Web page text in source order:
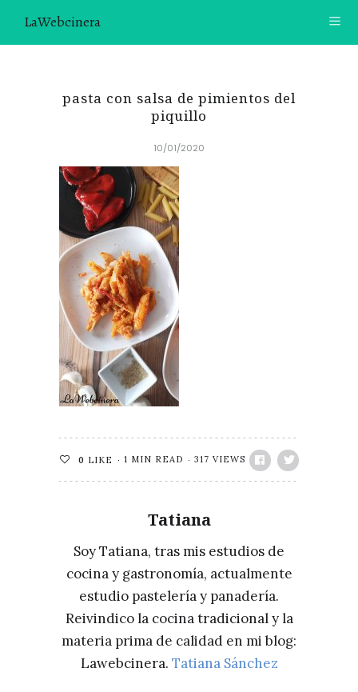
LaWebcinera
VIDEORECETAS
SOBRE MÍ
¿TE GUSTARÍA UNIRTE A NUESTRA AVENTURA GASTRON
ÓMICA?
ÚNETE A LA NEWSLETTER
RECOMENDACIONES
pasta con salsa de pimientos del
piquillo
10/01/2020
0 LIKE 1 MIN READ 317 VIEWS
Tatiana
Soy Tatiana, tras mis estudios de
cocina y gastronomía, actualmente
estudio pastelería y panadería.
Reivindico la cocina tradicional y la
materia prima de calidad en mi blog:
Lawebcinera. Tatiana Sánchez